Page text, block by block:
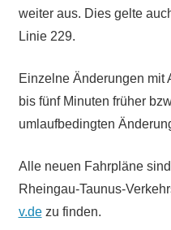
weiter aus. Dies gelte
Linie 229.
Einzelne Änderungen mit
bis fünf Minuten früher
umlaufbedingten
Alle neuen Fahrpläne
Rheingau-Taunus-
v.dezu finden.